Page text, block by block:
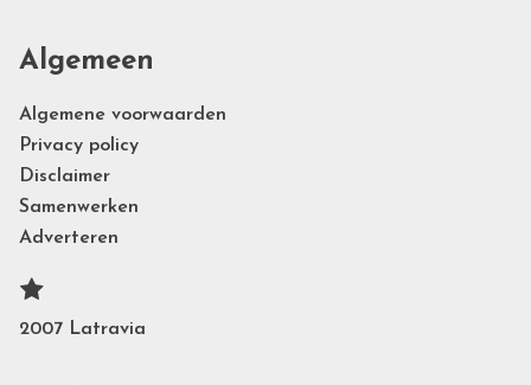
Algemeen
Algemene voorwaarden
Privacy policy
Disclaimer
Samenwerken
Adverteren
2007 Latravia